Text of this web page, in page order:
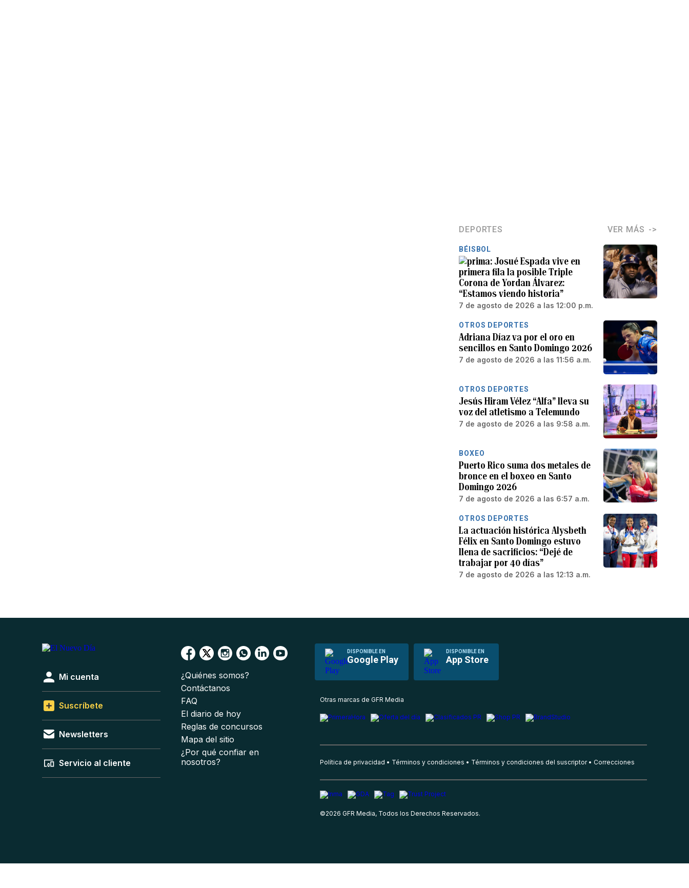
DEPORTES VER MÁS
BÉISBOL
Josué Espada vive en
primera fila la posible Triple
Corona de Yordan Álvarez:
“Estamos viendo historia”
7 de agosto de 2026 a las 12:00 p.m.
OTROS DEPORTES
Adriana Díaz va por el oro en
sencillos en Santo Domingo 2026
7 de agosto de 2026 a las 11:56 a.m.
OTROS DEPORTES
Jesús Hiram Vélez “Alfa” lleva su
voz del atletismo a Telemundo
7 de agosto de 2026 a las 9:58 a.m.
BOXEO
Puerto Rico suma dos metales de
bronce en el boxeo en Santo
Domingo 2026
7 de agosto de 2026 a las 6:57 a.m.
OTROS DEPORTES
La actuación histórica Alysbeth
Félix en Santo Domingo estuvo
llena de sacrificios: “Dejé de
trabajar por 40 días”
7 de agosto de 2026 a las 12:13 a.m.
DISPONIBLE EN
Google Play
DISPONIBLE EN
App Store
Mi cuenta
Suscríbete
Newsletters
Servicio al cliente
¿Quiénes somos?
Contáctanos
FAQ
El diario de hoy
Reglas de concursos
Mapa del sitio
¿Por qué confiar en
nosotros?
Otras marcas de GFR Media
Política de privacidad Términos y condiciones Términos y condiciones del suscriptor Correcciones
©2026 GFR Media, Todos los Derechos Reservados.